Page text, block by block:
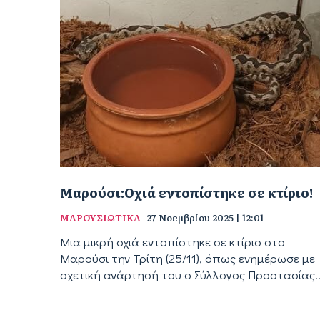
Μαρούσι:Οχιά εντοπίστηκε σε κτίριο!
ΜΑΡΟΥΣΙΩΤΙΚΑ 27 Νοεμβρίου 2025 | 12:01
Μια μικρή οχιά εντοπίστηκε σε κτίριο στο
Μαρούσι την Τρίτη (25/11), όπως ενημέρωσε με
σχετική ανάρτησή του ο Σύλλογος